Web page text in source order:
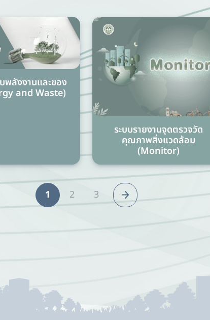
พลังงานและของ
and Waste)
ระบบรายงานจุดตรวจวัด
คุณภาพสิ่งแวดล้อม
(Monitor)
1 2 3